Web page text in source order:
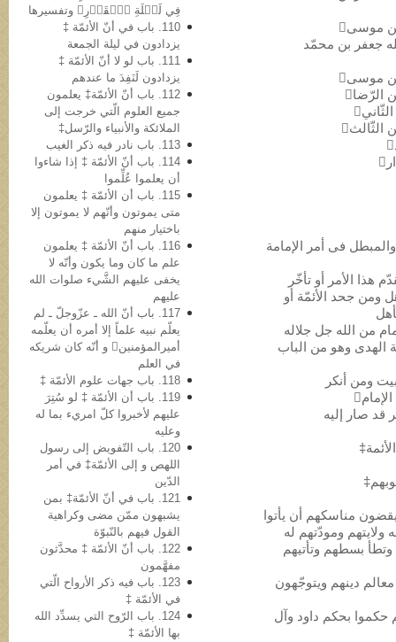
جعفر بن محمّد
ومن جحد الأئمّة أو
الهدی وهو من الباب
مناسکهم أن یأتوا
ولایتهم ومودّتهم له
وتطأ بسطهم وتأتیهم
معالم دینهم ویتوجّهون
حکموا بحکم داود وآل
فِي لَيۡلَةِ ٱلۡقَدۡرِ﴾ وتفسیرها
110. باب في أنّ الأئمّة ‡
یزدادون في لیلة الجمعة
111. باب لو لا أنّ الأئمّة ‡
یزدادون لَنَفِدَ ما عندهم
112. باب أنّ الأئمّة‡ یعلمون
جمیع العلوم الّتي خرجت إلى
الملائکة والأنبیاء والرّسل‡
113. باب نادر فیه ذکر الغیب
114. باب أنّ الأئمّة ‡ إذا شاءوا
أن یعلموا عُلِّموا
115. باب أن الأئمّة ‡ یعلمون
متی یموتون وأنّهم لا یموتون إلا
باختیار منهم
116. باب أنّ الأئمّة ‡ یعلمون
علم ما کان وما یکون وأنّه لا
یخفی علیهم الشَّيء صلوات الله
علیهم
117. باب أنّ الله ـ عزّوجلّ ـ لم
یعلّم نبیه علماً إلا أمره أن یعلّمه
أمیرالمؤمنین و أنّه کان شریکه
في العلم
118. باب جهات علوم الأئمّة ‡
119. باب أن الأئمّة ‡ لو سُتِرَ
علیهم لأخبروا کلّ امريء بما له
وعلیه
120. باب التّفویض إلی رسول
اللهص و إلی الأئمّة‡ في أمر
الدّین
121. باب في أنّ الأئمّة‡ بمن
یشبهون ممّن مضی وکراهیة
القول فیهم بالنّبوّة
122. باب أنّ الأئمّة ‡ محدَّثون
مفهَّمون
123. باب فیه ذکر الأرواح الّتي
في الأئمّة ‡
124. باب الرّوح التي یسدِّد الله
بها الأئمّة ‡